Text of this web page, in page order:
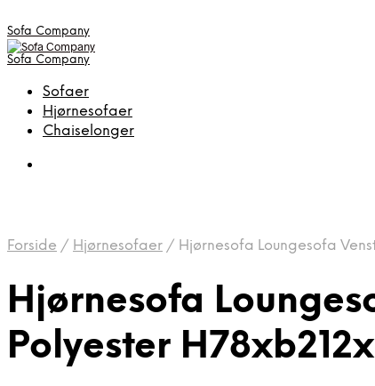
Sofa Company
Sofa Company
Sofaer
Hjørnesofaer
Chaiselonger
Forside / Hjørnesofaer / Hjørnesofa Loungesofa
Hjørnesofa
Polyester